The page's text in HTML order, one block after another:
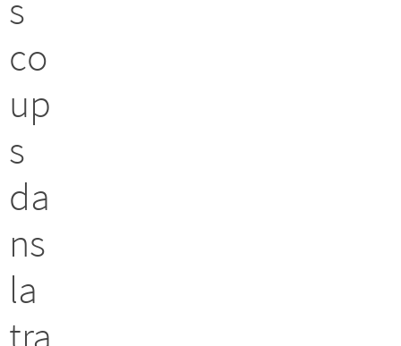
s
co
up
s
da
ns
la
tra